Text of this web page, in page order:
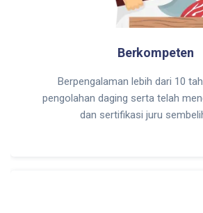
Berkompeten
Berpengalaman lebih dari 10
pengolahan daging serta telah
dan sertifikasi juru